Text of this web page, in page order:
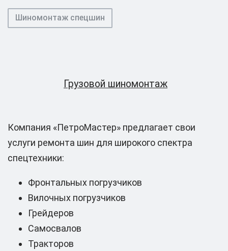
Шиномонтаж спецшин
Грузовой шиномонтаж
Компания «ПетроМастер» предлагает свои
услуги ремонта шин для широкого спектра
спецтехники:
Фронтальных погрузчиков
Вилочных погрузчиков
Грейдеров
Самосвалов
Тракторов